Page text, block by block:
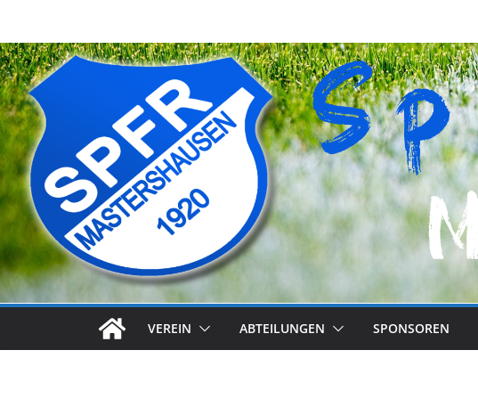
springen
VEREIN ABTEILUNGEN SPONSOREN